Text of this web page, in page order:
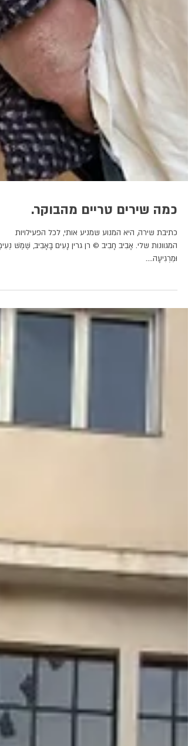
כמה שירים טריים מהבוקר.
כתיבת שירה, היא המנוע שמניע אותי, לכל הפעילויות
המגוונות שלי. אָבִיב חָבִיב © רן גרין נָעִים בָּאָבִיב, שֶׁמֶשׁ